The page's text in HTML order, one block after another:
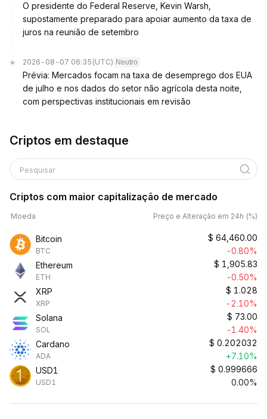
O presidente do Federal Reserve, Kevin Warsh,
supostamente preparado para apoiar aumento da taxa de
juros na reunião de setembro
2026-08-07 06:35 (UTC) Neutro
Prévia: Mercados focam na taxa de desemprego dos EUA
de julho e nos dados do setor não agrícola desta noite,
com perspectivas institucionais em revisão
Criptos em destaque
Pesquisar
Criptos com maior capitalização de mercado
Moeda Preço e Alteração em 24h (%)
Bitcoin
BTC
$ 64,460.00
-0.80%
Ethereum
ETH
$ 1,905.83
-0.50%
XRP
XRP
$ 1.028
-2.10%
Solana
SOL
$ 73.00
-1.40%
Cardano
ADA
$ 0.202032
+7.10%
USD1
USD1
$ 0.999666
0.00%